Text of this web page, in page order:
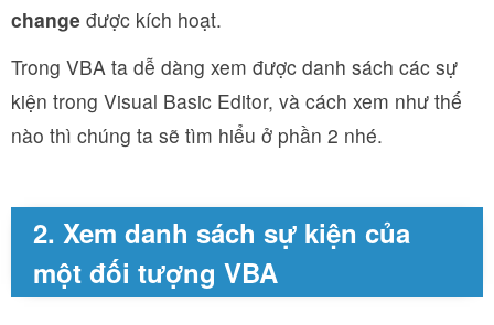
change được kích hoạt.
Trong VBA ta dễ dàng xem được danh sách các sự
kiện trong Visual Basic Editor, và cách xem như thế
nào thì chúng ta sẽ tìm hiểu ở phần 2 nhé.
2. Xem danh sách sự kiện của
một đối tượng VBA